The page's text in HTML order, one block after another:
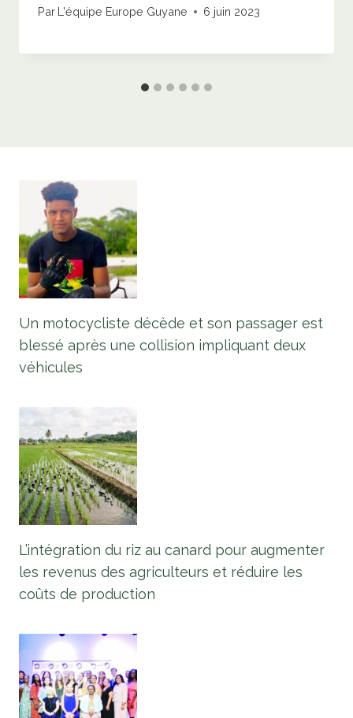
Par L'équipe Europe Guyane 6 juin 2023
Un motocycliste décède et son passager est
blessé après une collision impliquant deux
véhicules
L’intégration du riz au canard pour augmenter
les revenus des agriculteurs et réduire les
coûts de production